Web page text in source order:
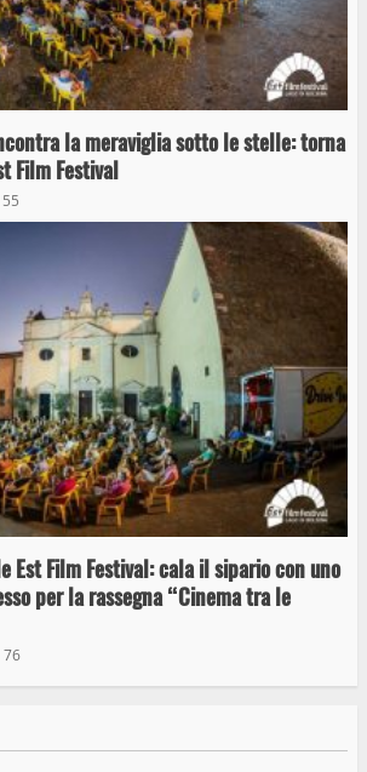
la meraviglia sotto le stelle: torna
Film Festival
55
Est Film Festival: cala il sipario con uno
per la rassegna “Cinema tra le
76